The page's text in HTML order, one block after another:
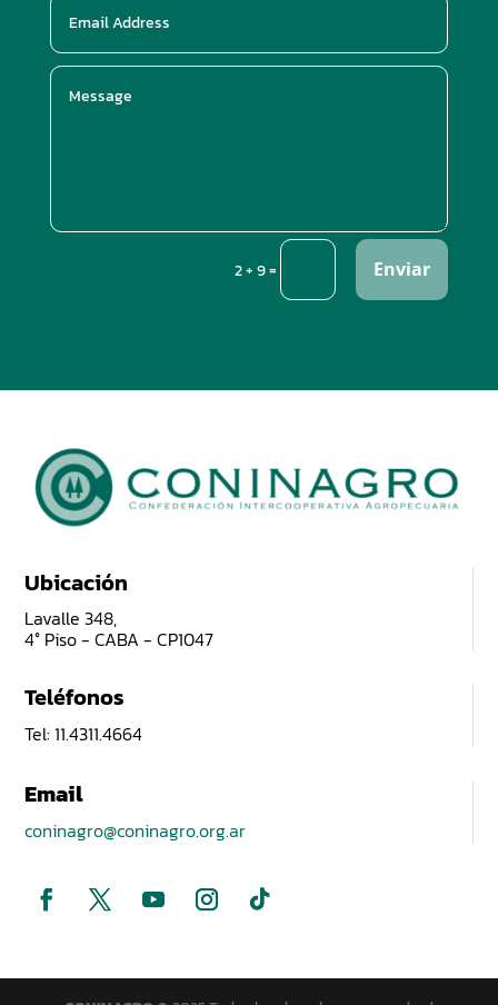
2 + 9= Enviar
Ubicación
Lavalle 348,
4° Piso - CABA - CP1047
Teléfonos
Tel: 11.4311.4664
Email
coninagro@coninagro.org.ar